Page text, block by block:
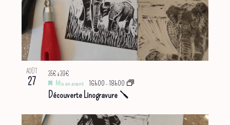
AOÛT
27
Découverte Linogravure 🪛
Mis en avant 16h00 -18h00
35€ à 39€